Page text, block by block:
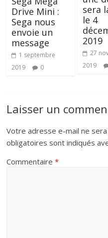
Drive Mini :
Sega nous
envoie un
message
1 septembre
2019
0
sera
le 4
2019
27
2019
Laisser un
Votre adresse e-mail ne
obligatoires sont indiqués
Commentaire*